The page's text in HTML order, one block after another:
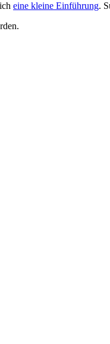
eine kleine Einführung.